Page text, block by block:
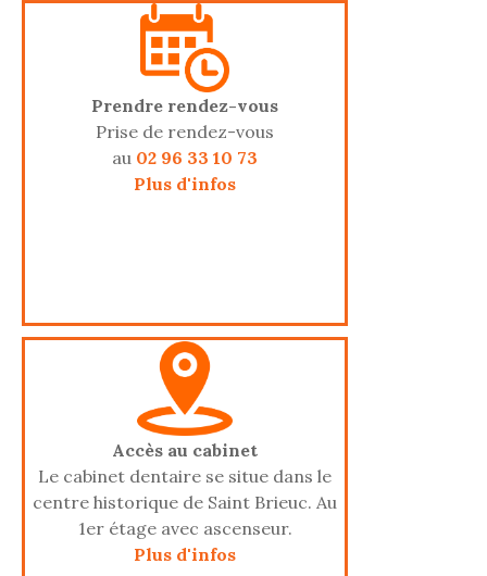
Prendre rendez-vous
Prise de rendez-vous
au 02 96 33 10 73
Plus d'infos
Accès au cabinet
Le cabinet dentaire se situe dans le
centre historique de Saint Brieuc. Au
1er étage avec ascenseur.
Plus d'infos